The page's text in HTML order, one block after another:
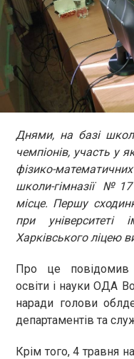
Днями, на базі
чемпіонів, участь у
фізико-
школи-гімназії
місце. Першу
при
Харківського ліцею
Про це повідомив
освіти і науки ОДА
наради голови
департаментів та
Крім того, 4 травня